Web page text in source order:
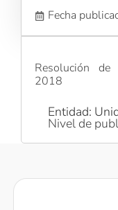
Fecha
Resolución de
2018
Entidad:
Nivel de